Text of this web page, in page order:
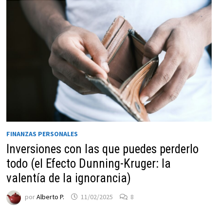
FINANZAS PERSONALES
Inversiones con las que puedes perderlo
todo (el Efecto Dunning-Kruger: la
valentía de la ignorancia)
porAlberto P. 11/02/2025 8